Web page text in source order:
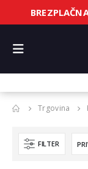
Trgovina
FILTER